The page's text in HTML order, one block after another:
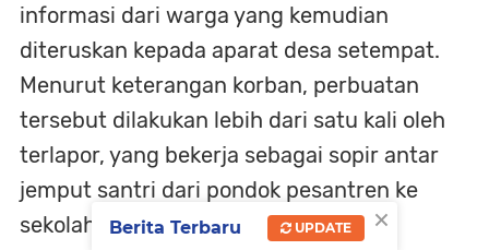
informasi dari warga yang kemudian
diteruskan kepada aparat desa setempat.
Menurut keterangan korban, perbuatan
tersebut dilakukan lebih dari satu kali oleh
terlapor, yang bekerja sebagai sopir antar
jemput santri dari pondok pesantren ke
sekolah.
×
Berita Terbaru UPDATE